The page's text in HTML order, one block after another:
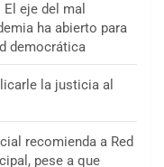
eje del mal
ha abierto para
democrática
la justicia al
recomienda a Red
pese a que